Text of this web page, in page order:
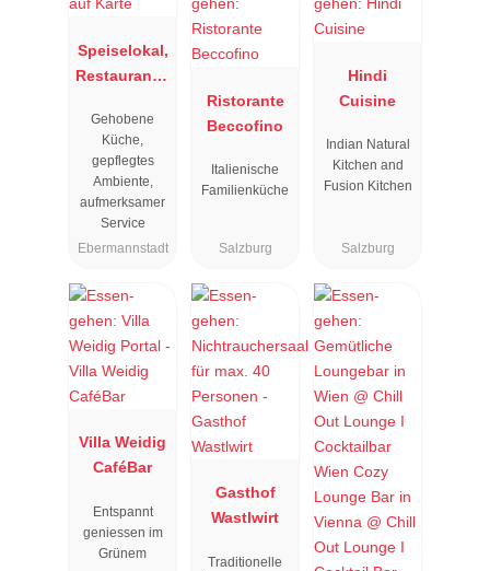
Speiselokal,
Restaurant "
"
Gehobene
Küche,
gepflegtes
Ambiente,
aufmerksamer
Service
Ebermannstadt
Ristorante
Beccofino
Italienische
Familienküche
Salzburg
Hindi
Cuisine
Indian Natural
Kitchen and
Fusion Kitchen
Salzburg
Villa Weidig
CaféBar
Entspannt
geniessen im
Grünem
Gasthof
Wastlwirt
Traditionelle